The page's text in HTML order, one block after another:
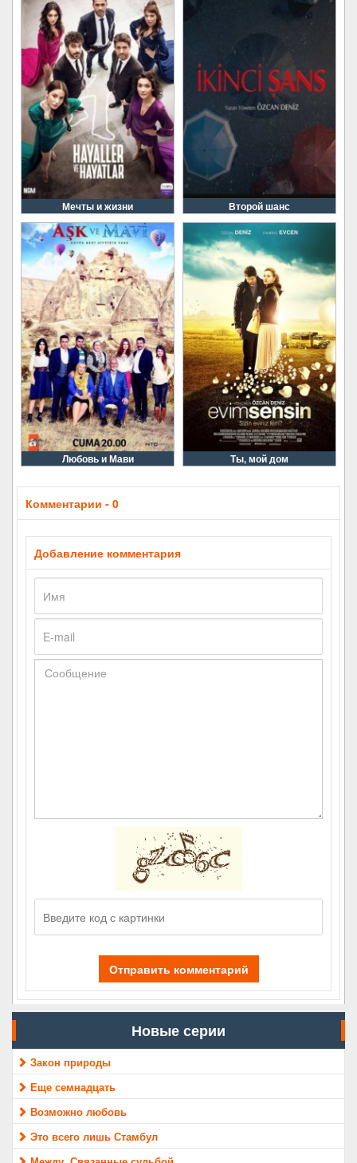
Мечты и жизни Второй шанс
Любовь и Мави Ты, мой дом
Комментарии - 0
Добавление комментария
Отправить комментарий
Новые серии
Закон природы
Еще семнадцать
Возможно любовь
Это всего лишь Стамбул